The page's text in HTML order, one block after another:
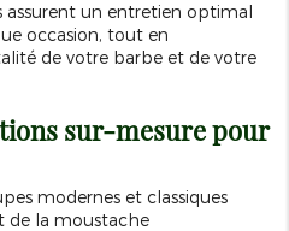
assurent un entretien optimal
occasion, tout en
de votre barbe et de votre
sur-mesure pour
modernes et classiques
de la moustache